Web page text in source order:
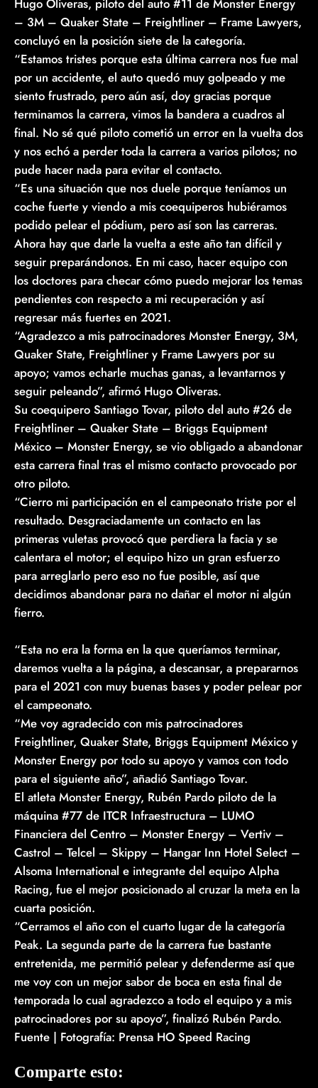
– 3M – Quaker State – Freightliner – Frame Lawyers,
concluyó en la posición siete de la categoría.
“Estamos tristes porque esta última carrera nos fue mal
por un accidente, el auto quedó muy golpeado y me
siento frustrado, pero aún así, doy gracias porque
terminamos la carrera, vimos la bandera a cuadros al
final. No sé qué piloto cometió un error en la vuelta dos
y nos echó a perder toda la carrera a varios pilotos; no
pude hacer nada para evitar el contacto.
“Es una situación que nos duele porque teníamos un
coche fuerte y viendo a mis coequiperos hubiéramos
podido pelear el pódium, pero así son las carreras.
Ahora hay que darle la vuelta a este año tan difícil y
seguir preparándonos. En mi caso, hacer equipo con
los doctores para checar cómo puedo mejorar los temas
pendientes con respecto a mi recuperación y así
regresar más fuertes en 2021.
“Agradezco a mis patrocinadores Monster Energy, 3M,
Quaker State, Freightliner y Frame Lawyers por su
apoyo; vamos echarle muchas ganas, a levantarnos y
seguir peleando”, afirmó Hugo Oliveras.
Su coequipero Santiago Tovar, piloto del auto #26 de
Freightliner – Quaker State – Briggs Equipment
México – Monster Energy, se vio obligado a abandonar
esta carrera final tras el mismo contacto provocado por
otro piloto.
“Cierro mi participación en el campeonato triste por el
resultado. Desgraciadamente un contacto en las
primeras vuletas provocó que perdiera la facia y se
calentara el motor; el equipo hizo un gran esfuerzo
para arreglarlo pero eso no fue posible, así que
decidimos abandonar para no dañar el motor ni algún
fierro.
“Esta no era la forma en la que queríamos terminar,
daremos vuelta a la página, a descansar, a prepararnos
para el 2021 con muy buenas bases y poder pelear por
el campeonato.
“Me voy agradecido con mis patrocinadores
Freightliner, Quaker State, Briggs Equipment México y
Monster Energy por todo su apoyo y vamos con todo
para el siguiente año”, añadió Santiago Tovar.
El atleta Monster Energy, Rubén Pardo piloto de la
máquina #77 de ITCR Infraestructura – LUMO
Financiera del Centro – Monster Energy – Vertiv –
Castrol – Telcel – Skippy – Hangar Inn Hotel Select –
Alsoma International e integrante del equipo Alpha
Racing, fue el mejor posicionado al cruzar la meta en la
cuarta posición.
“Cerramos el año con el cuarto lugar de la categoría
Peak. La segunda parte de la carrera fue bastante
entretenida, me permitió pelear y defenderme así que
me voy con un mejor sabor de boca en esta final de
temporada lo cual agradezco a todo el equipo y a mis
patrocinadores por su apoyo”, finalizó Rubén Pardo.
Fuente | Fotografía: Prensa HO Speed Racing
Comparte esto: